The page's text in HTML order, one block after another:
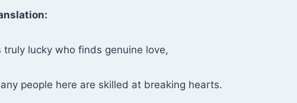
truly lucky who finds genuine love,
people here are skilled at breaking hearts.